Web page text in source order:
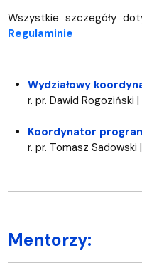
Wszystkie szczegóły
Regulaminie
Wydziałowy
r. pr. Dawid Rogoziński |
Koordynator
r. pr. Tomasz Sadowski |
Mentorzy: